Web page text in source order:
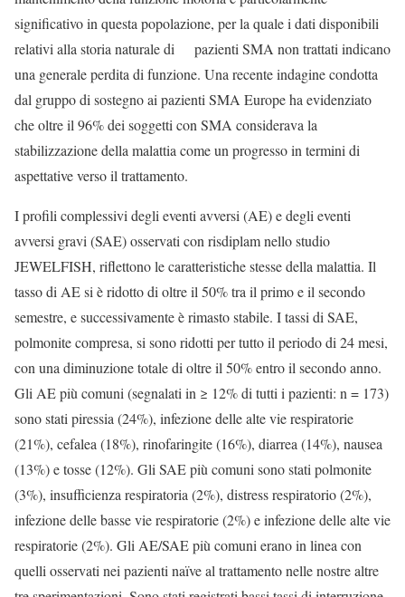
significativo in questa popolazione, per la quale i dati disponibili
relativi alla storia naturale di pazienti SMA non trattati indicano
una generale perdita di funzione. Una recente indagine condotta
dal gruppo di sostegno ai pazienti SMA Europe ha evidenziato
che oltre il 96% dei soggetti con SMA considerava la
stabilizzazione della malattia come un progresso in termini di
aspettative verso il trattamento.
I profili complessivi degli eventi avversi (AE) e degli eventi
avversi gravi (SAE) osservati con risdiplam nello studio
JEWELFISH, riflettono le caratteristiche stesse della malattia. Il
tasso di AE si è ridotto di oltre il 50% tra il primo e il secondo
semestre, e successivamente è rimasto stabile. I tassi di SAE,
polmonite compresa, si sono ridotti per tutto il periodo di 24 mesi,
con una diminuzione totale di oltre il 50% entro il secondo anno.
Gli AE più comuni (segnalati in ≥ 12% di tutti i pazienti: n = 173)
sono stati piressia (24%), infezione delle alte vie respiratorie
(21%), cefalea (18%), rinofaringite (16%), diarrea (14%), nausea
(13%) e tosse (12%). Gli SAE più comuni sono stati polmonite
(3%), insufficienza respiratoria (2%), distress respiratorio (2%),
infezione delle basse vie respiratorie (2%) e infezione delle alte vie
respiratorie (2%). Gli AE/SAE più comuni erano in linea con
quelli osservati nei pazienti naïve al trattamento nelle nostre altre